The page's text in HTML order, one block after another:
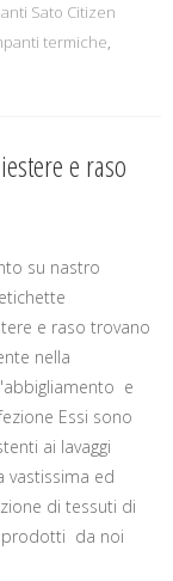
Sato Citizen
termiche,
e raso
su nastro
e raso trovano
nella
e
Essi sono
ai lavaggi
vastissima ed
di tessuti di
da noi